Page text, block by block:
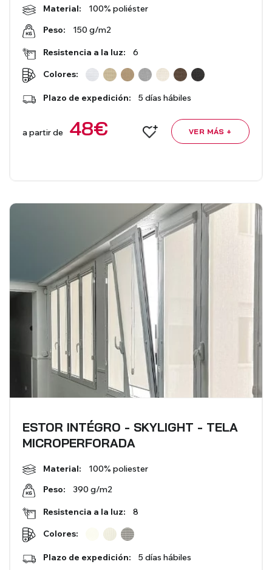
Estores Romanos
Mosquiteras
ACCESORIOS PARA
ESTORES
VER TODOS LOS PRODUCTOS
Material:
100% poliéster
Peso:
150 g/m2
Resistencia a la luz:
6
Colores:
Plazo de expedición: 5 días hábiles
a partir de 48€ VER MÁS +
ESTOR INTÉGRO - SKYLIGHT - TELA
MICROPERFORADA
Material:
100% poliester
Peso:
390 g/m2
Resistencia a la luz:
8
Colores:
Plazo de expedición:
5 días hábiles